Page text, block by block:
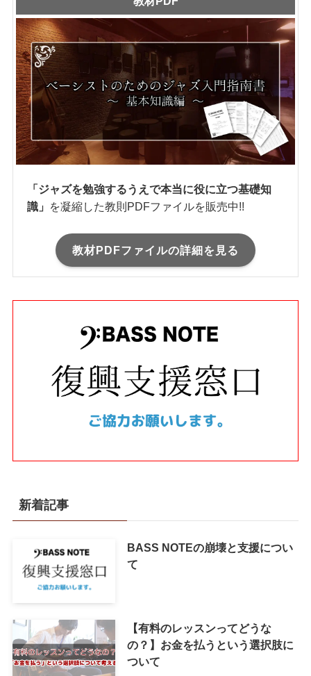
時割引 などの特典が盛りだくさんのBASS NOTEオ
ンラインコミュニティ！
Minerva(ミネルバ)について
教材PDF
「ジャズを勉強するうえで本当に役に立つ基礎知
を凝縮した教則PDFファイルを販売中!!
教材PDFファイルの詳細を見る
新着記事